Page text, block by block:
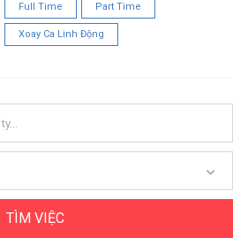
Full Time Part Time
Xoay Ca Linh Động